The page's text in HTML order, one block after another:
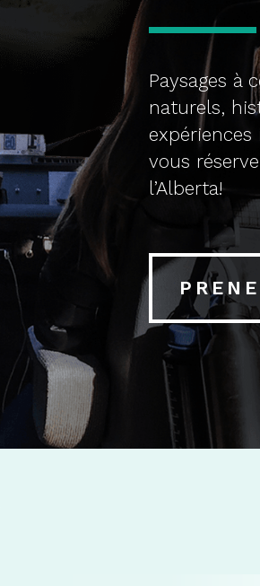
Paysages à
naturels,
vous
l’Alberta!